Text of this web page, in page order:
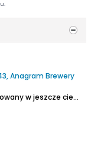
Anagram Brewery
Ciekawy browar rzemieślniczy zlokalizowany w jeszcze ciekawszym miejscu z dala od centrum miasta.